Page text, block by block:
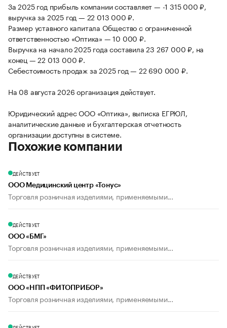
За 2025 год прибыль компании составляет — -1 315 000 ₽,
выручка за 2025 год — 22 013 000 ₽.
Размер уставного капитала Общество с ограниченной
ответственностью «Оптика» — 10 000 ₽.
Выручка на начало 2025 года составила 23 267 000 ₽, на
конец — 22 013 000 ₽.
Себестоимость продаж за 2025 год — 22 690 000 ₽.
На 08 августа 2026 организация действует.
Юридический адрес ООО «Оптика», выписка ЕГРЮЛ,
аналитические данные и бухгалтерская отчетность
организации доступны в системе.
Похожие компании
ДЕЙСТВУЕТ
ООО Медицинский центр «Тонус»
Торговля розничная изделиями, применяемыми...
ДЕЙСТВУЕТ
ООО «БМГ»
Торговля розничная изделиями, применяемыми...
ДЕЙСТВУЕТ
ООО «НПП «ФИТОПРИБОР»
Торговля розничная изделиями, применяемыми...